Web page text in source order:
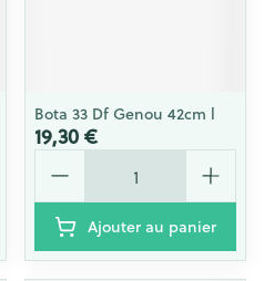
Bota 33 Df Genou 42cm l
19,30 €
Quantité
Ajouter au panier